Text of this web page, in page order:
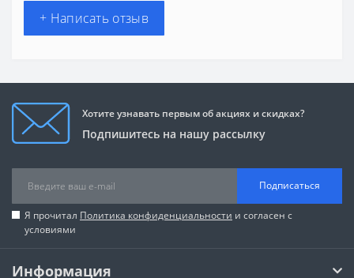
+ Написать отзыв
Хотите узнавать первым об акциях и скидках?
Подпишитесь на нашу рассылку
Подписаться
Я прочитал Политика конфиденциальности и согласен с
условиями
Информация